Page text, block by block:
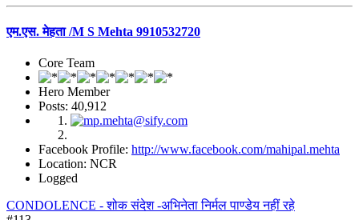
एम.एस. मेहता /M S Mehta 9910532720
Core Team
Hero Member
Posts: 40,912
Facebook Profile: http://www.facebook.com/mahipal.mehta
Location: NCR
Logged
CONDOLENCE - शोक संदेश -अभिनेता निर्मल पाण्डेय नहीं रहे